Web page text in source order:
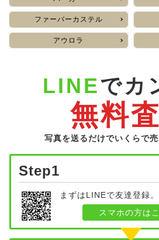
ファーバーカステル
アウロラ
LINEでカ
無料
写真を送るだけでいくらで
Step1
まずはLINEで友達登録。
スマホの方は